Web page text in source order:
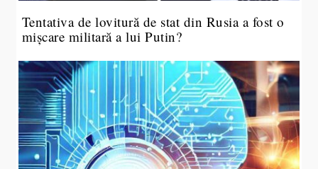
Tentativa de lovitură de stat din Rusia a fost o
mișcare militară a lui Putin?